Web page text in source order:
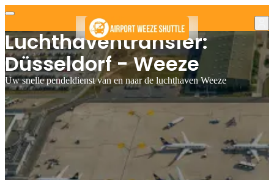
Luchthaventransfer:
Düsseldorf - Weeze
Uw snelle pendeldienst van en naar de luchthaven Weeze